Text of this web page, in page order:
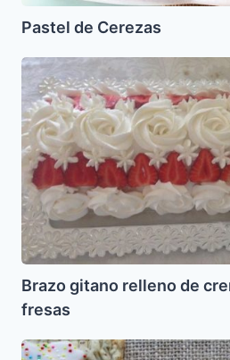
Pastel de Cerezas
Brazo
gitano
relleno
de
crema
pastelera
y
fresas
Brazo gitano relleno de
fresas
Oznei